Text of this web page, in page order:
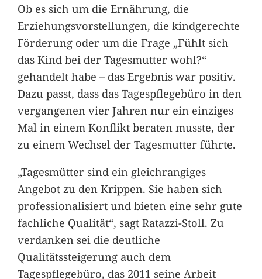
Ob es sich um die Ernährung, die
Erziehungsvorstellungen, die kindgerechte
Förderung oder um die Frage „Fühlt sich
das Kind bei der Tagesmutter wohl?“
gehandelt habe – das Ergebnis war positiv.
Dazu passt, dass das Tagespflegebüro in den
vergangenen vier Jahren nur ein einziges
Mal in einem Konflikt beraten musste, der
zu einem Wechsel der Tagesmutter führte.
„Tagesmütter sind ein gleichrangiges
Angebot zu den Krippen. Sie haben sich
professionalisiert und bieten eine sehr gute
fachliche Qualität“, sagt Ratazzi-Stoll. Zu
verdanken sei die deutliche
Qualitätssteigerung auch dem
Tagespflegebüro, das 2011 seine Arbeit